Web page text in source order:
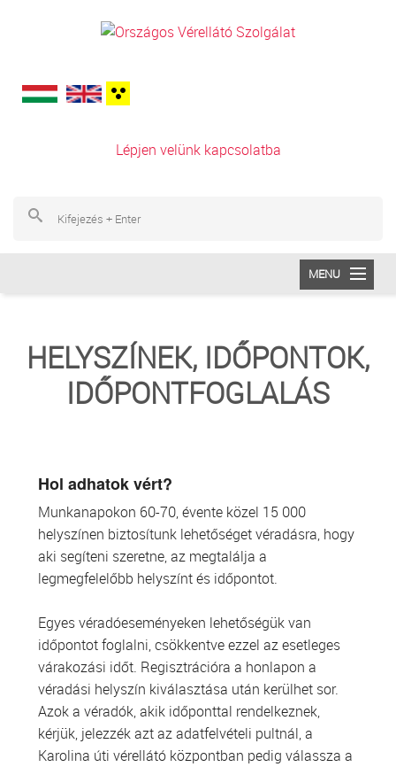
Lépjen velünk kapcsolatba
MENU
VÉRADÁS
ŐSSEJT DONÁCIÓ
VÁRÓLISTÁK
HELYSZÍNEK, IDŐPONTOK,
IDŐPONTFOGLALÁS
Hol adhatok vért?
Munkanapokon 60-70, évente közel 15 000
helyszínen biztosítunk lehetőséget véradásra, hogy
aki segíteni szeretne, az megtalálja a
legmegfelelőbb helyszínt és időpontot.
Egyes véradóeseményeken lehetőségük van
időpontot foglalni, csökkentve ezzel az esetleges
várakozási időt. Regisztrációra a honlapon a
véradási helyszín kiválasztása után kerülhet sor.
Azok a véradók, akik időponttal rendelkeznek,
kérjük, jelezzék azt az adatfelvételi pultnál, a
Karolina úti vérellátó központban pedig válassza a